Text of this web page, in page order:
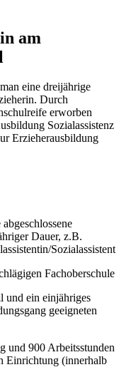
am
eine dreijährige
Durch
erworben
Sozialassistenz
Erzieherausbildung
Dauer, z.B.
Sozialassistent
Fachoberschule
und ein einjähriges
geeigneten
und 900 Arbeitsstunden
Einrichtung (innerhalb